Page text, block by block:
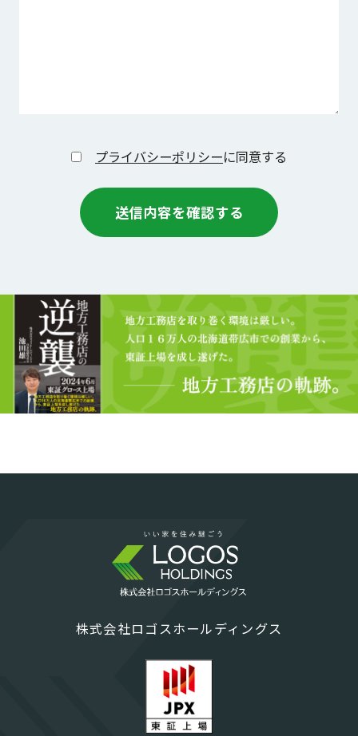
プライバシーポリシーに同意する
株式会社ロゴスホールディングス